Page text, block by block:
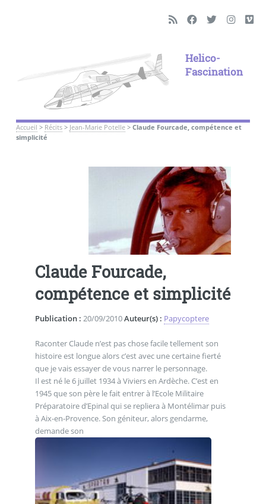
Helico-
Fascination
Accueil > Récits> Jean-Marie Potelle> Claude Fourcade, compétence et
simplicité
Claude Fourcade,
compétence et simplicité
Publication : 20/09/2010Auteur(s) : Papycoptere
Raconter Claude n’est pas chose facile tellement son
histoire est longue alors c’est avec une certaine fierté
que je vais essayer de vous narrer le personnage.
Il est né le 6 juillet 1934 à Viviers en Ardèche. C’est en
1945 que son père le fait entrer à l’Ecole Militaire
Préparatoire d’Epinal qui se repliera à Montélimar puis
à Aix-en-Provence. Son géniteur, alors gendarme,
demande son